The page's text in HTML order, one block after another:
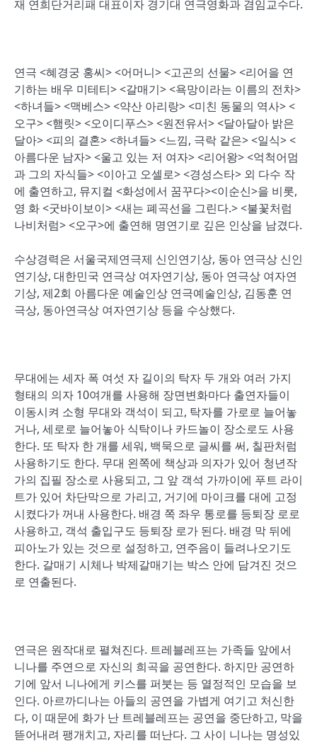
재 연희단거리패 대표이자 경기대 연극영화과 겸임교수다.
연극 <혜경궁 홍씨> <어머니> <고곤의 선물> <리어을 연
기하는 배우 미테티> <갈매기> <욕망이라는 이름의 전차>
<하녀들> <맥베스> <약산 아리랑> <미친 동물의 역사> <
오구> <햄릿> <오이디푸스> <원전유서> <달아달아 밝은
달아> <피의 결혼> <하녀들> <느낌, 극락 같은> <일식> <
아름다운 남자> <울고 있는 저 여자> <리어왕> <억척어멈
과 그의 자식들> <이아고 오셀로> <경성스타> 외 다수 작
에 출연하고, 뮤지컬 <화성에서 꿈꾸다><이순신>을 비롯,
영 화 <굿바이보이> <새는 폐곡선을 그린다.> <불꽃처럼
나비처럼> <오구>에 출연해 명연기로 깊은 인상을 남겼다.
수상경력은 서울국제연극제 신인연기상, 동아 연극상 신인
연기상, 대한민국 연극상 여자연기상, 동아 연극상 여자연
기상, 제2회 아름다운 예술인상 연극예술인상, 김동훈 연
극상, 동아연극상 여자연기상 등을 수상했다.
무대에는 세자 폭 여섯 자 길이의 탁자 두 개와 여러 가지
형태의 의자 10여개를 사용해 장면변화마다 출연자들이
이동시켜 소형 무대와 객석이 되고, 탁자를 가로로 늘어놓
거나, 세로로 늘어놓아 식탁이나 카드놀이 장소로도 사용
한다. 또 탁자 한 개를 세워, 백묵으로 글씨를 써, 칠판처럼
사용하기도 한다. 무대 왼쪽에 책상과 의자가 있어 청년작
가의 집필 장소로 사용되고, 그 앞 객석 가까이에 푸트 라이
트가 있어 차단막으로 가리고, 거기에 마이크를 대에 고정
시켰다가 꺼내 사용한다. 배경 쪽 좌우 통로를 등퇴장 로로
사용하고, 객석 출입구도 등퇴장 로가 된다. 배경 막 뒤에
피아노가 있는 것으로 설정하고, 연주음이 들려나오기도
한다. 갈매기 시체나 박제갈매기는 박스 안에 담겨진 것으
로 연출된다.
연극은 원작대로 펼쳐진다. 트레블레프는 가족들 앞에서
니나를 주연으로 자신의 희곡을 공연한다. 하지만 공연하
기에 앞서 니나에게 키스를 퍼붓는 등 열정적인 모습을 보
인다. 아르까디나는 아들의 공연을 가볍게 여기고 처신한
다, 이 때문에 화가 난 트레블레프는 공연을 중단하고, 막을
뜯어내려 팽개치고, 자리를 떠난다. 그 사이 니나는 명성있